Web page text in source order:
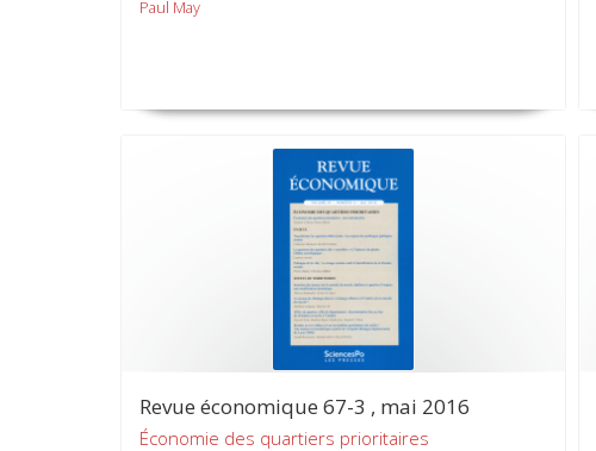
Paul May
Revue économique 67-3 , mai 2016
Économie des quartiers prioritaires